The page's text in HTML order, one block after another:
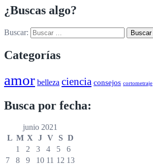
¿Buscas algo?
Buscar:
Categorías
amor belleza ciencia consejos cortometraje
Busca por fecha:
junio 2021
L M X J V S D
1
2 3 4 5
6
7
8 9 10 11 12 13